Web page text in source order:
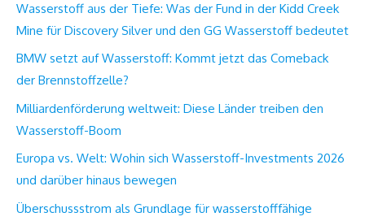
Wasserstoff aus der Tiefe: Was der Fund in der Kidd Creek
Mine für Discovery Silver und den GG Wasserstoff bedeutet
BMW setzt auf Wasserstoff: Kommt jetzt das Comeback
der Brennstoffzelle?
Milliardenförderung weltweit: Diese Länder treiben den
Wasserstoff-Boom
Europa vs. Welt: Wohin sich Wasserstoff-Investments 2026
und darüber hinaus bewegen
Überschussstrom als Grundlage für wasserstofffähige